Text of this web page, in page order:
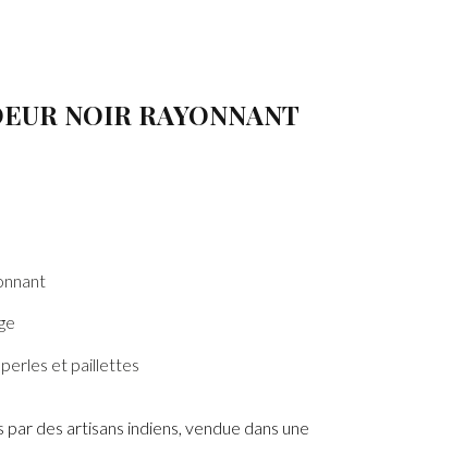
NOIR RAYONNANT
et paillettes
des artisans indiens, vendue dans une